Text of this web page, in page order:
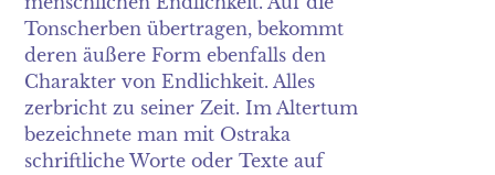
Tonscherben übertragen, bekommt
deren äußere Form ebenfalls den
Charakter von Endlichkeit. Alles
zerbricht zu seiner Zeit. Im Altertum
bezeichnete man mit Ostraka
schriftliche Worte oder Texte auf